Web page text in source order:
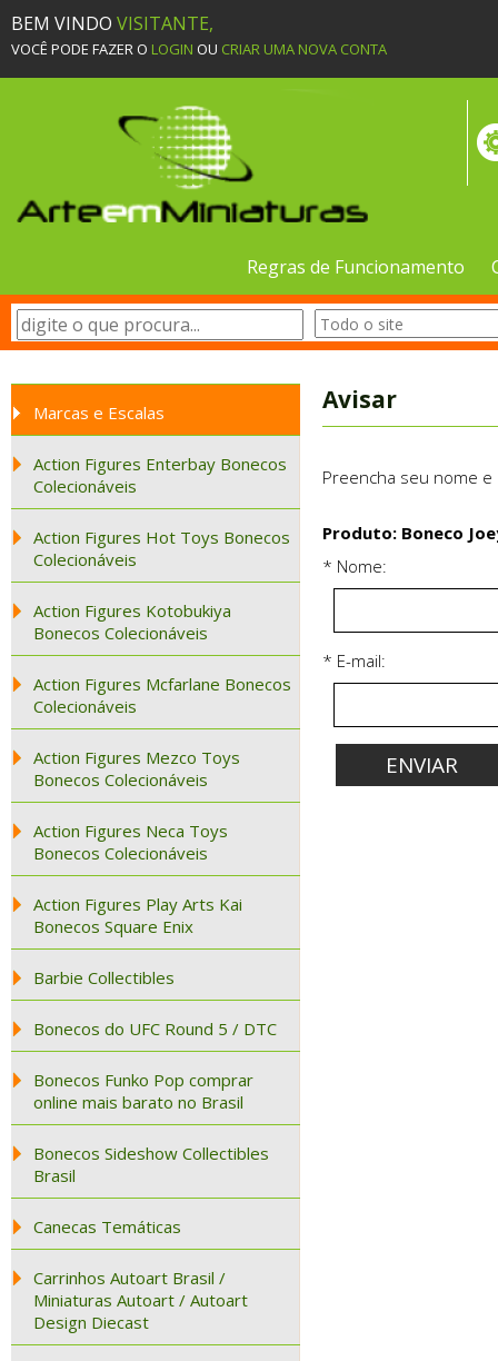
BEM VINDO VISITANTE,
VOCÊ PODE FAZER O LOGIN OU CRIAR UMA NOVA CONTA
Regras de Funcionamento
Marcas e Escalas
Action Figures Enterbay Bonecos
Colecionáveis
Action Figures Hot Toys Bonecos
Colecionáveis
Action Figures Kotobukiya
Bonecos Colecionáveis
Action Figures Mcfarlane Bonecos
Colecionáveis
Action Figures Mezco Toys
Bonecos Colecionáveis
Action Figures Neca Toys
Bonecos Colecionáveis
Action Figures Play Arts Kai
Bonecos Square Enix
Barbie Collectibles
Bonecos do UFC Round 5 / DTC
Bonecos Funko Pop comprar
online mais barato no Brasil
Bonecos Sideshow Collectibles
Brasil
Canecas Temáticas
Carrinhos Autoart Brasil /
Miniaturas Autoart / Autoart
Design Diecast
Avisar
Preencha seu nome
Produto: Boneco
* Nome:
* E-mail: